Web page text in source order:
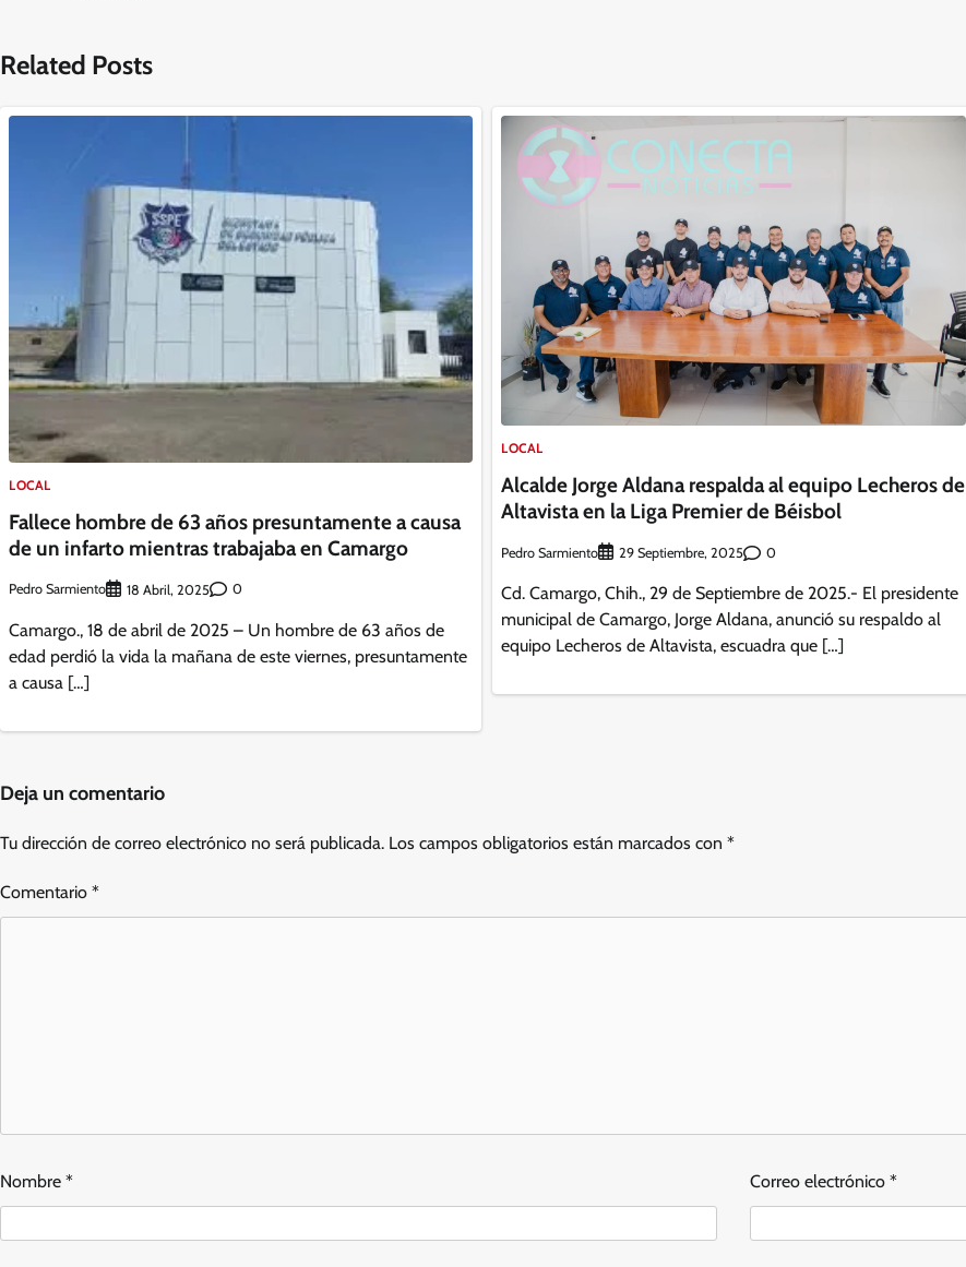
entradas
Related Posts
LOCAL
Fallece hombre de 63 años presuntamente a causa
de un infarto mientras trabajaba en Camargo
Pedro Sarmiento 18 Abril, 2025 0
Camargo., 18 de abril de 2025 – Un hombre de 63 años de
edad perdió la vida la mañana de este viernes, presuntamente
a causa […]
LOCAL
Alcalde Jorge Aldana respalda al equipo Lecheros de
Altavista en la Liga Premier de Béisbol
Pedro Sarmiento 29 Septiembre, 2025 0
Cd. Camargo, Chih., 29 de Septiembre de 2025.- El presidente
municipal de Camargo, Jorge Aldana, anunció su respaldo al
equipo Lecheros de Altavista, escuadra que […]
Deja un comentario
Tu dirección de correo electrónico no será publicada. Los campos obligatorios están marcados con *
Comentario *
Nombre * Correo electrónico *